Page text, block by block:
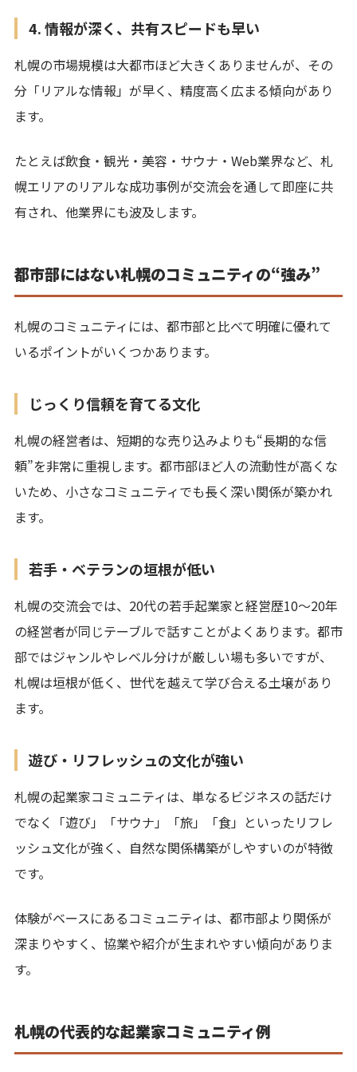
4. 情報が深く、共有スピードも早い
札幌の市場規模は大都市ほど大きくありませんが、その
分「リアルな情報」が早く、精度高く広まる傾向があり
ます。
たとえば飲食・観光・美容・サウナ・Web業界など、札
幌エリアのリアルな成功事例が交流会を通して即座に共
有され、他業界にも波及します。
都市部にはない札幌のコミュニティの“強み”
札幌のコミュニティには、都市部と比べて明確に優れて
いるポイントがいくつかあります。
じっくり信頼を育てる文化
札幌の経営者は、短期的な売り込みよりも“長期的な信
頼”を非常に重視します。都市部ほど人の流動性が高くな
いため、小さなコミュニティでも長く深い関係が築かれ
ます。
若手・ベテランの垣根が低い
札幌の交流会では、20代の若手起業家と経営歴10〜20年
の経営者が同じテーブルで話すことがよくあります。都市
部ではジャンルやレベル分けが厳しい場も多いですが、
札幌は垣根が低く、世代を越えて学び合える土壌があり
ます。
遊び・リフレッシュの文化が強い
札幌の起業家コミュニティは、単なるビジネスの話だけ
でなく「遊び」「サウナ」「旅」「食」といったリフレ
ッシュ文化が強く、自然な関係構築がしやすいのが特徴
です。
体験がベースにあるコミュニティは、都市部より関係が
深まりやすく、協業や紹介が生まれやすい傾向がありま
す。
札幌の代表的な起業家コミュニティ例